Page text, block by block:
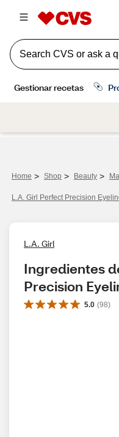
Home > Shop > Beauty >
L.A. Girl Perfect Precision
L.A. Girl
Ingredientes
Precision
5.0 (98)